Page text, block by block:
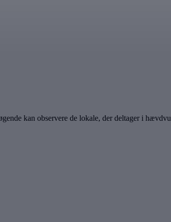
kan observere de lokale, der deltager i